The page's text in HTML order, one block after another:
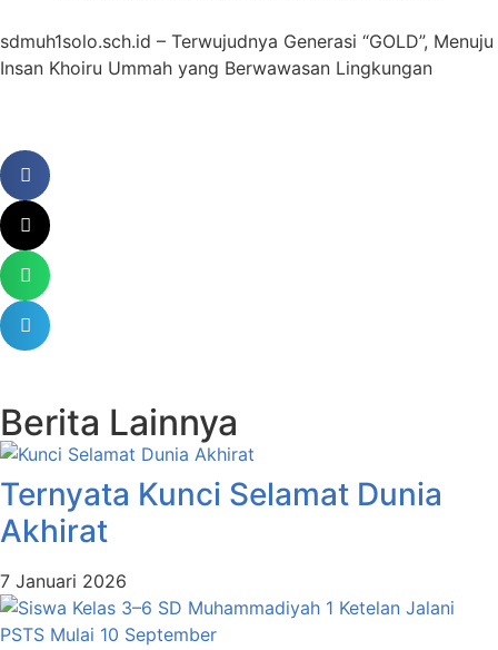
sdmuh1solo.sch.id – Terwujudnya Generasi “GOLD”, Menuju
Insan Khoiru Ummah yang Berwawasan Lingkungan
Berita Lainnya
Ternyata Kunci Selamat Dunia
Akhirat
7 Januari 2026